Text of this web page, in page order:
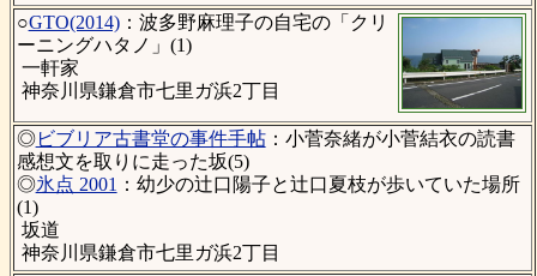
○GTO(2014)：波多野麻理子の自宅の「クリ
ーニングハタノ」(1)
一軒家
神奈川県鎌倉市七里ガ浜2丁目
◎ビブリア古書堂の事件手帖：小菅奈緒が小菅結衣の読書
感想文を取りに走った坂(5)
◎氷点 2001 ：幼少の辻口陽子と辻口夏枝が歩いていた場所
(1)
坂道
神奈川県鎌倉市七里ガ浜2丁目